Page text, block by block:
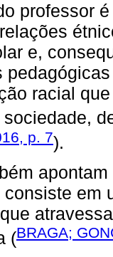
professor
e,
racial
p. 7).
em
(BRAGA;